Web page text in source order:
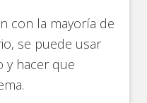
con la mayoría de
se puede usar
y hacer que